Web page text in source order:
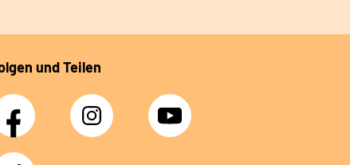
und Teilen
Facebook Instagram YouTube